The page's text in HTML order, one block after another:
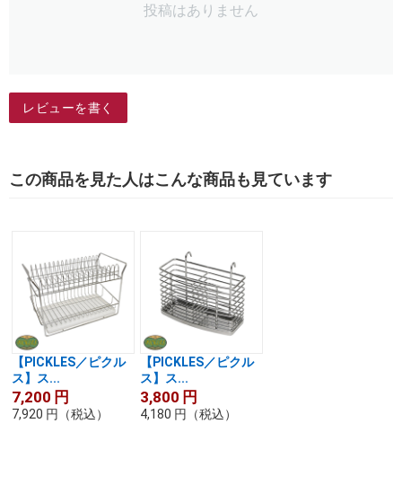
投稿はありません
レビューを書く
この商品を見た人はこんな商品も見ています
【PICKLES／ピクル
ス】ス...
7,200 円
7,920 円 （税込）
【PICKLES／ピクル
ス】ス...
3,800 円
4,180 円 （税込）